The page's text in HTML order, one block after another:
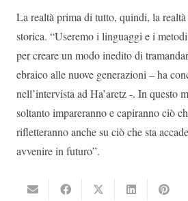
La realtà prima di tutto, quindi, la
storica. “Useremo i linguaggi e i
per creare un modo inedito di
ebraico alle nuove generazioni – ha
nell’intervista ad Ha’aretz -. In questo
soltanto impareranno e capiranno ciò
rifletteranno anche su ciò che sta
avvenire in futuro”.